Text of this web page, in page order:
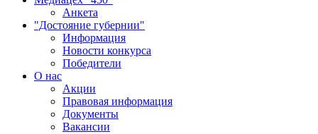
Анкета
"Достояние губернии"
Информация
Новости конкурса
Победители
О нас
Акции
Правовая информация
Документы
Вакансии